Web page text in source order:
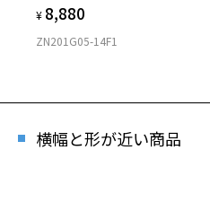
¥ 8,880
ZN201G05-14F1
横幅と形が近い商品